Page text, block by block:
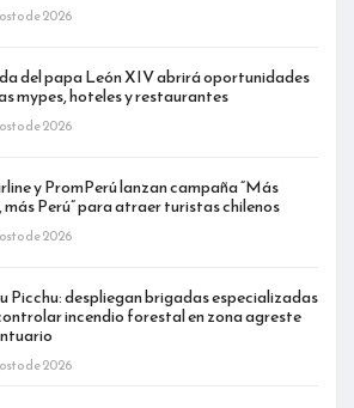
de 2026
del papa León XIV abrirá oportunidades
mypes, hoteles y restaurantes
de 2026
y PromPerú lanzan campaña “Más
más Perú” para atraer turistas chilenos
de 2026
Picchu: despliegan brigadas especializadas
incendio forestal en zona agreste
de 2026